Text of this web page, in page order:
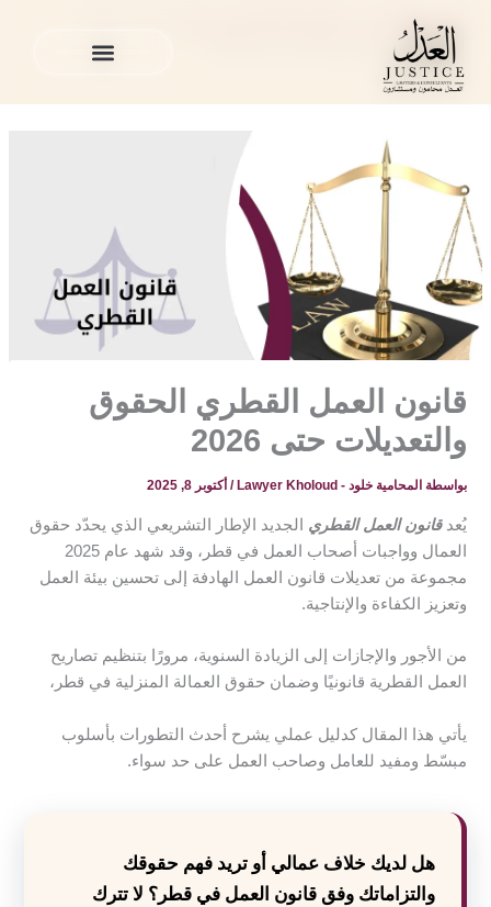
المحتوى
المدونة القانونية
القطري الحقوق والتعديلات حتى 2026
قانون العمل القطري الحقوق
والتعديلات حتى 2026
بواسطة المحامية خلود - Lawyer Kholoud / أكتوبر 8, 2025
يُعدقانون العمل القطري الجديد الإطار التشريعي الذي يحدّد حقوق
العمال وواجبات أصحاب العمل في قطر، وقد شهد عام 2025
مجموعة من تعديلات قانون العمل الهادفة إلى تحسين بيئة العمل
وتعزيز الكفاءة والإنتاجية.
من الأجور والإجازات إلى الزيادة السنوية، مرورًا بتنظيم تصاريح
العمل القطرية قانونيًا وضمان حقوق العمالة المنزلية في قطر،
يأتي هذا المقال كدليل عملي يشرح أحدث التطورات بأسلوب
مبسّط ومفيد للعامل وصاحب العمل على حد سواء.
هل لديك خلاف عمالي أو تريد فهم حقوقك
والتزاماتك وفق قانون العمل في قطر؟ لا تترك